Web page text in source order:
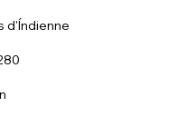
d'Índienne